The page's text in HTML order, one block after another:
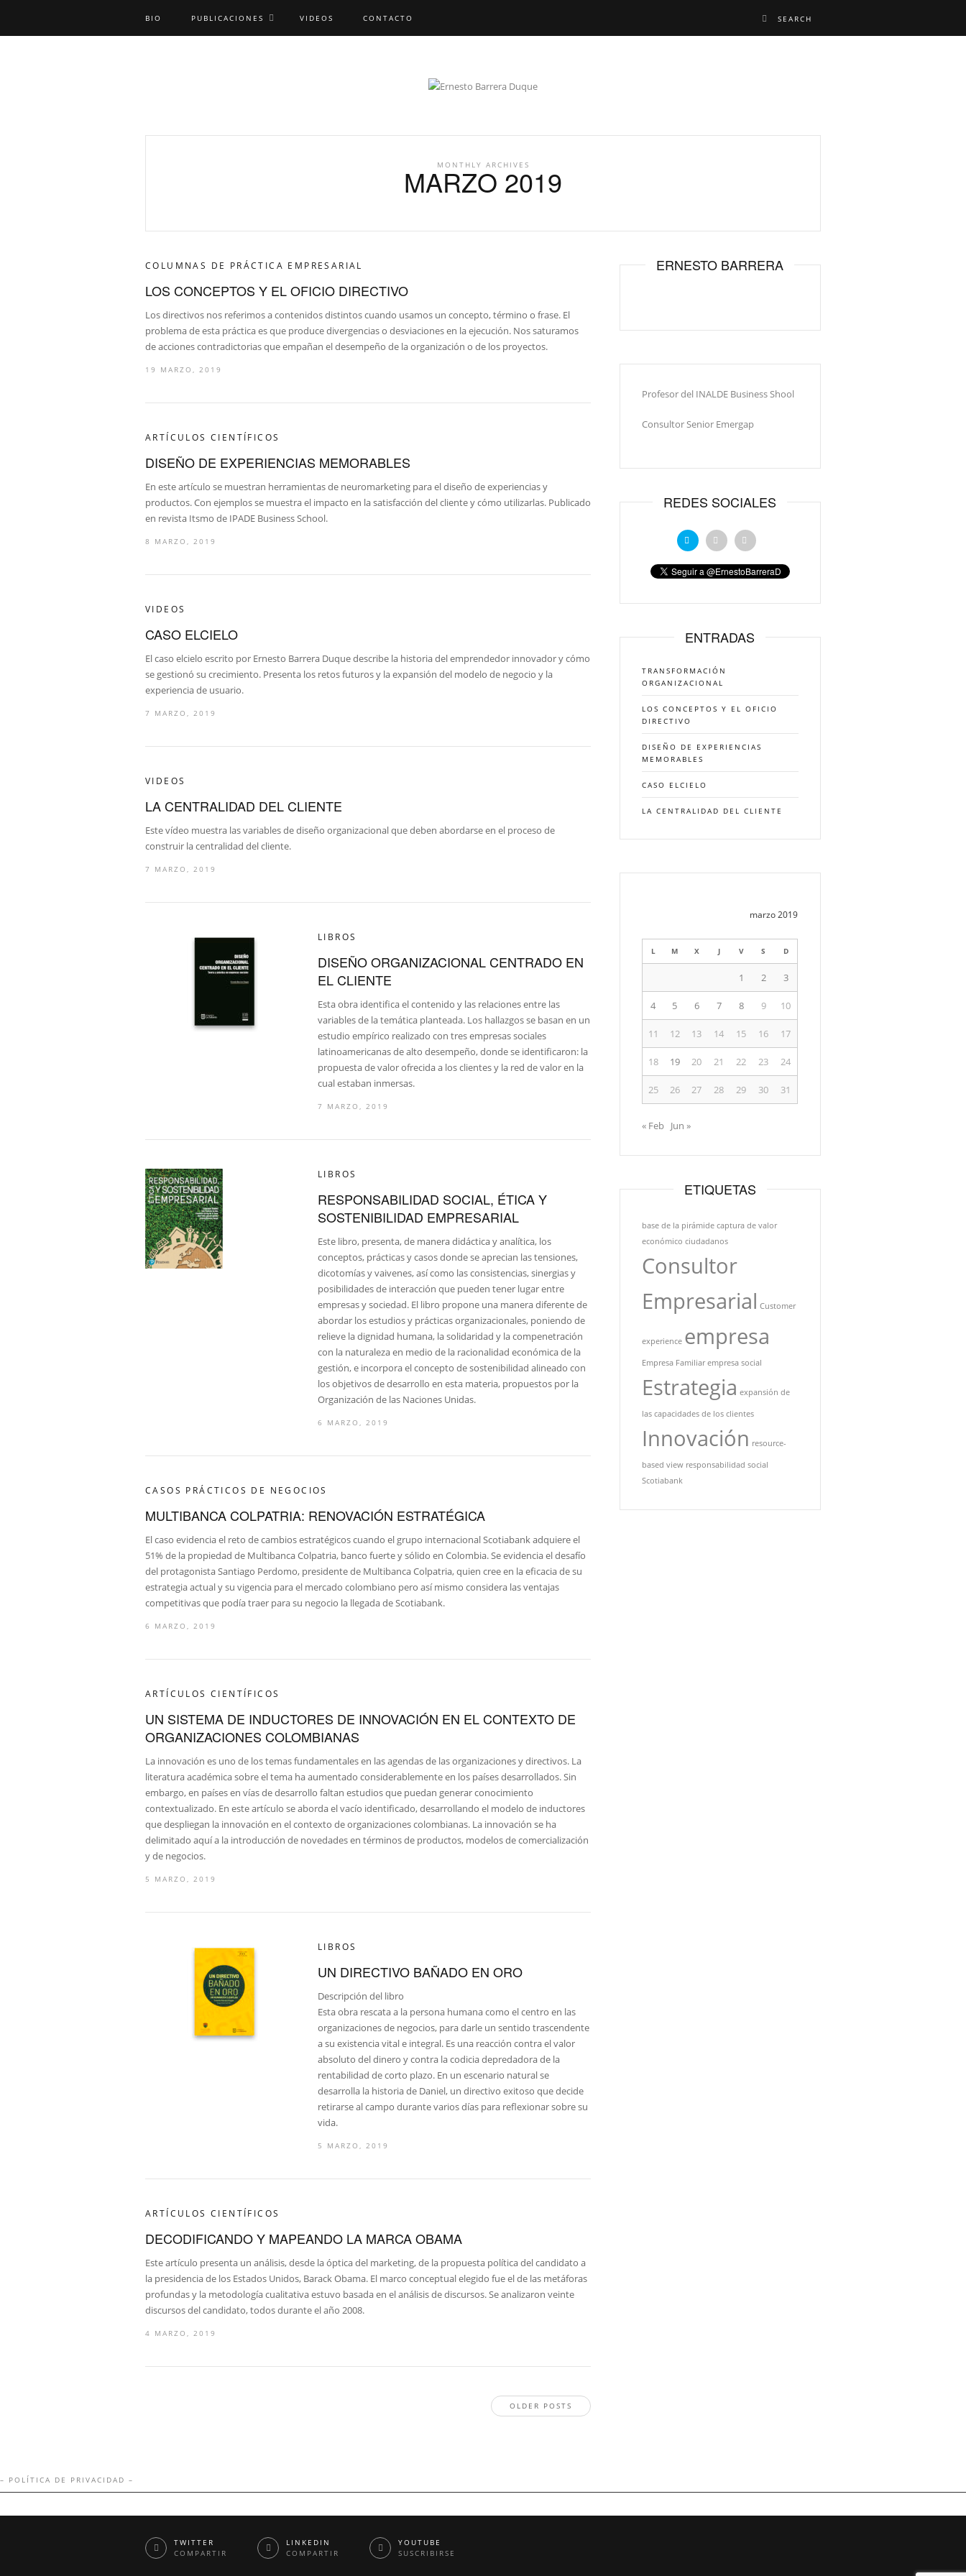
BIO PUBLICACIONES VIDEOS CONTACTO
MONTHLY ARCHIVES
MARZO 2019
COLUMNAS DE PRÁCTICA EMPRESARIAL
LOS CONCEPTOS Y EL OFICIO DIRECTIVO
Los directivos nos referimos a contenidos distintos cuando usamos un concepto, término o frase. El
problema de esta práctica es que produce divergencias o desviaciones en la ejecución. Nos saturamos
de acciones contradictorias que empañan el desempeño de la organización o de los proyectos.
19 MARZO, 2019
ARTÍCULOS CIENTÍFICOS
DISEÑO DE EXPERIENCIAS MEMORABLES
En este artículo se muestran herramientas de neuromarketing para el diseño de experiencias y
productos. Con ejemplos se muestra el impacto en la satisfacción del cliente y cómo utilizarlas. Publicado
en revista Itsmo de IPADE Business School.
8 MARZO, 2019
VIDEOS
CASO ELCIELO
El caso elcielo escrito por Ernesto Barrera Duque describe la historia del emprendedor innovador y cómo
se gestionó su crecimiento. Presenta los retos futuros y la expansión del modelo de negocio y la
experiencia de usuario.
7 MARZO, 2019
VIDEOS
LA CENTRALIDAD DEL CLIENTE
Este vídeo muestra las variables de diseño organizacional que deben abordarse en el proceso de
construir la centralidad del cliente.
7 MARZO, 2019
LIBROS
DISEÑO ORGANIZACIONAL CENTRADO EN
EL CLIENTE
Esta obra identifica el contenido y las relaciones entre las
variables de la temática planteada. Los hallazgos se basan en un
estudio empírico realizado con tres empresas sociales
latinoamericanas de alto desempeño, donde se identificaron: la
propuesta de valor ofrecida a los clientes y la red de valor en la
cual estaban inmersas.
7 MARZO, 2019
LIBROS
RESPONSABILIDAD SOCIAL, ÉTICA Y
SOSTENIBILIDAD EMPRESARIAL
Este libro, presenta, de manera didáctica y analítica, los
conceptos, prácticas y casos donde se aprecian las tensiones,
dicotomías y vaivenes, así como las consistencias, sinergias y
posibilidades de interacción que pueden tener lugar entre
empresas y sociedad. El libro propone una manera diferente de
abordar los estudios y prácticas organizacionales, poniendo de
relieve la dignidad humana, la solidaridad y la compenetración
con la naturaleza en medio de la racionalidad económica de la
gestión, e incorpora el concepto de sostenibilidad alineado con
los objetivos de desarrollo en esta materia, propuestos por la
Organización de las Naciones Unidas.
6 MARZO, 2019
CASOS PRÁCTICOS DE NEGOCIOS
MULTIBANCA COLPATRIA: RENOVACIÓN ESTRATÉGICA
El caso evidencia el reto de cambios estratégicos cuando el grupo internacional Scotiabank adquiere el
51% de la propiedad de Multibanca Colpatria, banco fuerte y sólido en Colombia. Se evidencia el desafío
del protagonista Santiago Perdomo, presidente de Multibanca Colpatria, quien cree en la eficacia de su
estrategia actual y su vigencia para el mercado colombiano pero así mismo considera las ventajas
competitivas que podía traer para su negocio la llegada de Scotiabank.
6 MARZO, 2019
ARTÍCULOS CIENTÍFICOS
UN SISTEMA DE INDUCTORES DE INNOVACIÓN EN EL CONTEXTO DE
ORGANIZACIONES COLOMBIANAS
La innovación es uno de los temas fundamentales en las agendas de las organizaciones y directivos. La
literatura académica sobre el tema ha aumentado considerablemente en los países desarrollados. Sin
embargo, en países en vías de desarrollo faltan estudios que puedan generar conocimiento
contextualizado. En este artículo se aborda el vacío identificado, desarrollando el modelo de inductores
que despliegan la innovación en el contexto de organizaciones colombianas. La innovación se ha
delimitado aquí a la introducción de novedades en términos de productos, modelos de comercialización
y de negocios.
5 MARZO, 2019
LIBROS
UN DIRECTIVO BAÑADO EN ORO
Descripción del libro
Esta obra rescata a la persona humana como el centro en las
organizaciones de negocios, para darle un sentido trascendente
a su existencia vital e integral. Es una reacción contra el valor
absoluto del dinero y contra la codicia depredadora de la
rentabilidad de corto plazo. En un escenario natural se
desarrolla la historia de Daniel, un directivo exitoso que decide
retirarse al campo durante varios días para reflexionar sobre su
vida.
5 MARZO, 2019
ARTÍCULOS CIENTÍFICOS
DECODIFICANDO Y MAPEANDO LA MARCA OBAMA
Este artículo presenta un análisis, desde la óptica del marketing, de la propuesta política del candidato a
la presidencia de los Estados Unidos, Barack Obama. El marco conceptual elegido fue el de las metáforas
profundas y la metodología cualitativa estuvo basada en el análisis de discursos. Se analizaron veinte
discursos del candidato, todos durante el año 2008.
4 MARZO, 2019
OLDER POSTS
ERNESTO BARRERA
Profesor del INALDE Business Shool
Consultor Senior Emergap
REDES SOCIALES
ENTRADAS
TRANSFORMACIÓN
ORGANIZACIONAL
LOS CONCEPTOS Y EL OFICIO
DIRECTIVO
DISEÑO DE EXPERIENCIAS
MEMORABLES
CASO ELCIELO
LA CENTRALIDAD DEL CLIENTE
marzo 2019
L M X J V S D
1 2 3
4 5 6 7 8 9 10
11 12 13 14 15 16 17
18 19 20 21 22 23 24
25 26 27 28 29 30 31
« Feb Jun »
ETIQUETAS
base de la pirámide captura de valor
económico ciudadanos
Consultor
Empresarial Customer
experience empresa
Empresa Familiar empresa social
Estrategia expansión de
las capacidades de los clientes
Innovación resource-
based view responsabilidad social
Scotiabank
– POLÍTICA DE PRIVACIDAD –
TWITTER
COMPARTIR
LINKEDIN
COMPARTIR
YOUTUBE
SUSCRIBIRSE